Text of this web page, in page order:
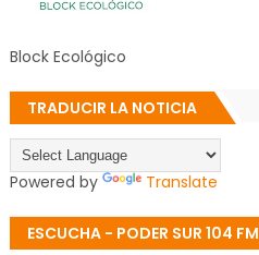
Block Ecológico
TRADUCIR LA NOTICIA
Powered by Translate
ESCUCHA - PODER SUR 104 FM